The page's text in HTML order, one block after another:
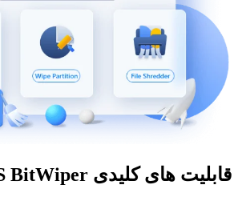
قابلیت های کلیدی EaseUS BitWiper